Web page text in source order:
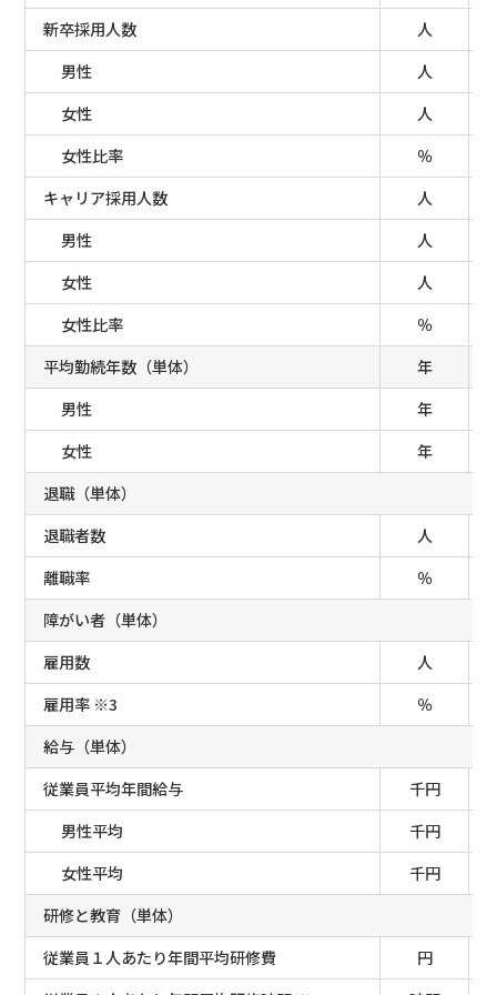
新卒採用人数
人
男性
人
女性
人
女性比率
％
キャリア採用人数
人
男性
人
女性
人
女性比率
％
平均勤続年数（単体）
年
男性
年
女性
年
退職（単体）
退職者数
人
離職率
％
障がい者（単体）
雇用数
人
雇用率 ※3
％
給与（単体）
従業員平均年間給与
千円
男性平均
千円
女性平均
千円
研修と教育（単体）
従業員１人あたり年間平均研修費
円